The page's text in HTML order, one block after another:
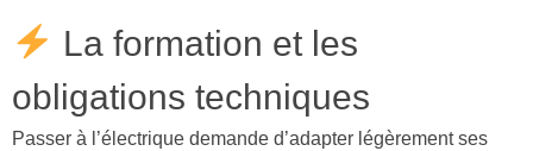
La formation et les
obligations techniques
Passer à l’électrique demande d’adapter légèrement ses